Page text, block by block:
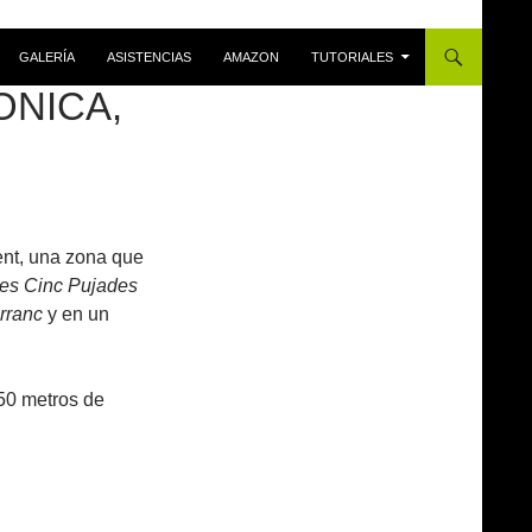
GALERÍA ASISTENCIAS AMAZON TUTORIALES
una zona que
Cinc Pujades
y en un
metros de